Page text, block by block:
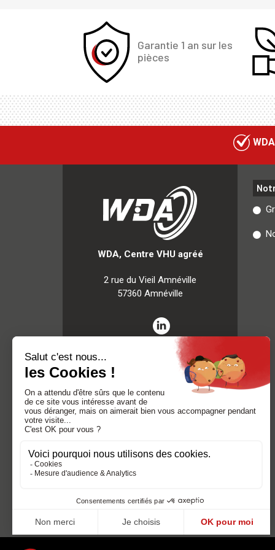
Garantie 1 an sur les
pièces
WDA
WDA, Centre VHU agréé
2 rue du Vieil Amnéville
57360 Amnéville